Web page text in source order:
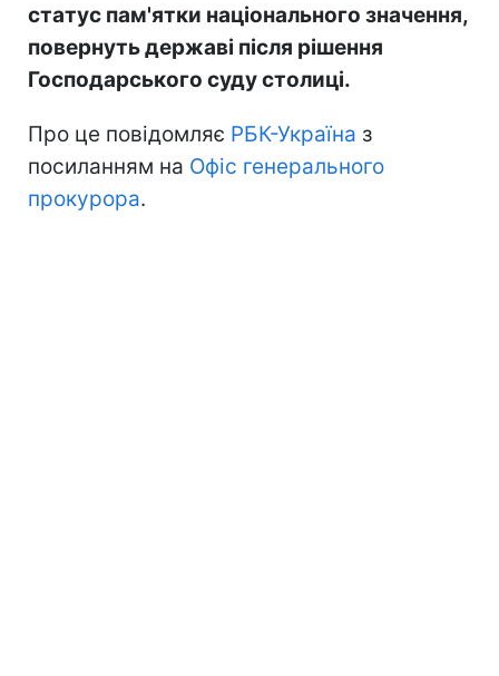
статус пам'ятки національного значення,
повернуть державі після рішення
Господарського суду столиці.
Про це повідомляє РБК-Україна з
посиланням на Офіс генерального
прокурора.